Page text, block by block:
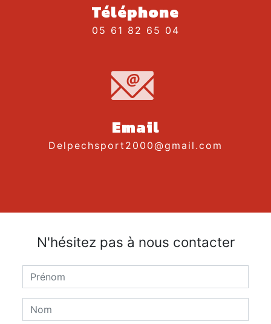
Téléphone
05 61 82 65 04
Email
delpechsport2000@gmail.com
N'hésitez pas à nous contacter